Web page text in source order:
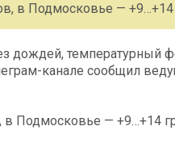
в Подмосковье — +9…+14
дождей, температурный
канале сообщил
Подмосковье — +9…+14